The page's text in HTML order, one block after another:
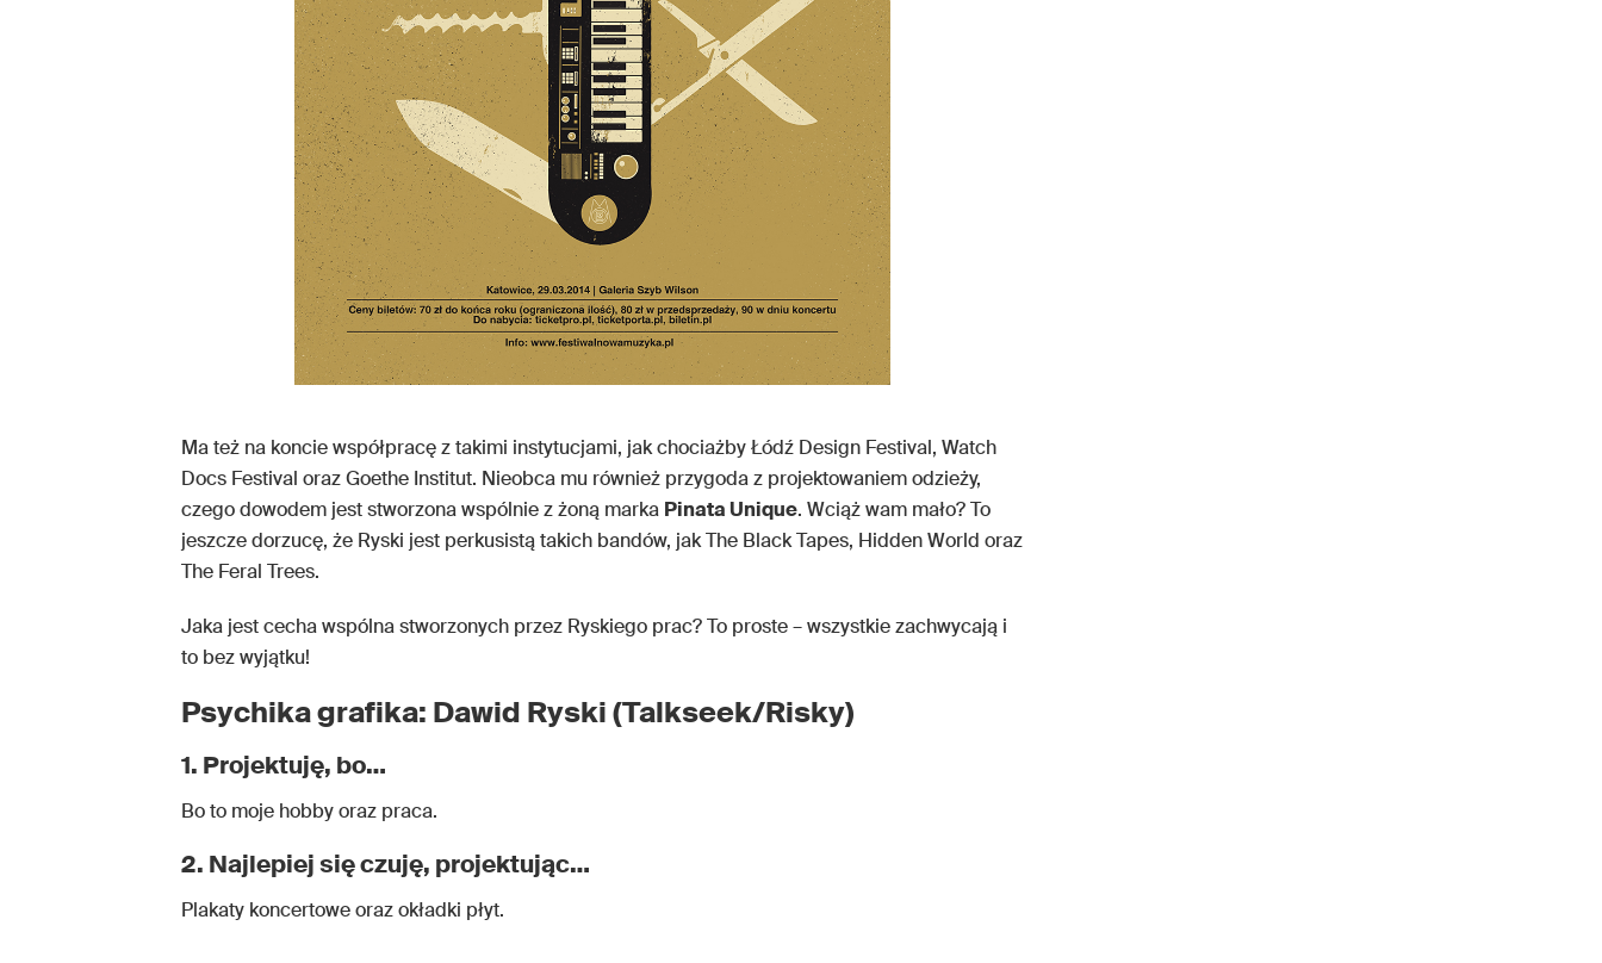
Ma też na koncie współpracę z takimi instytucjami, jak chociażby Łódź Design Festival, Watch
Docs Festival oraz Goethe Institut. Nieobca mu również przygoda z projektowaniem odzieży,
czego dowodem jest stworzona wspólnie z żoną marka Pinata Unique. Wciąż wam mało? To
jeszcze dorzucę, że Ryski jest perkusistą takich bandów, jak The Black Tapes, Hidden World oraz
The Feral Trees.
Jaka jest cecha wspólna stworzonych przez Ryskiego prac? To proste – wszystkie zachwycają i
to bez wyjątku!
Psychika grafika: Dawid Ryski (Talkseek/Risky)
1. Projektuję, bo…
Bo to moje hobby oraz praca.
2. Najlepiej się czuję, projektując…
Plakaty koncertowe oraz okładki płyt.